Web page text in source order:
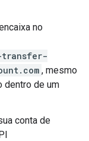
no
transfer-
, mesmo
dentro de um
conta de